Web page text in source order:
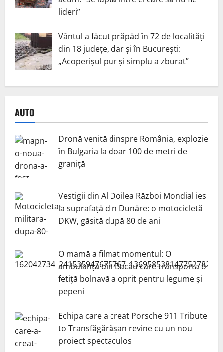
lideri”
Vântul a făcut prăpăd în 72 de localități
din 18 județe, dar și în București:
„Acoperișul pur și simplu a zburat”
AUTO
Dronă venită dinspre România, explozie
în Bulgaria la doar 100 de metri de
graniță
Vestigii din Al Doilea Război Mondial ies
la suprafață din Dunăre: o motocicletă
DKW, găsită după 80 de ani
O mamă a filmat momentul: O
ambulanță din Bacău care transporta o
fetiță bolnavă a oprit pentru legume și
pepeni
Echipa care a creat Porsche 911 Tribute
to Transfăgărășan revine cu un nou
proiect spectaculos